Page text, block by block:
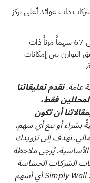
ذات عوائد أعلى تركز
67 سهماً مرناً ذات
بين إمكانات
نقدم تعليقاتنا
فقط،
أن تكون
بشراء أو بيع أي سهم،
نهدف إلى تزويدك
الأساسية. يُرجى ملاحظة
الشركات الحساسة
للسعر أو المعلومات النوعية. لا تمتلك Simply Wall St أي أسهم